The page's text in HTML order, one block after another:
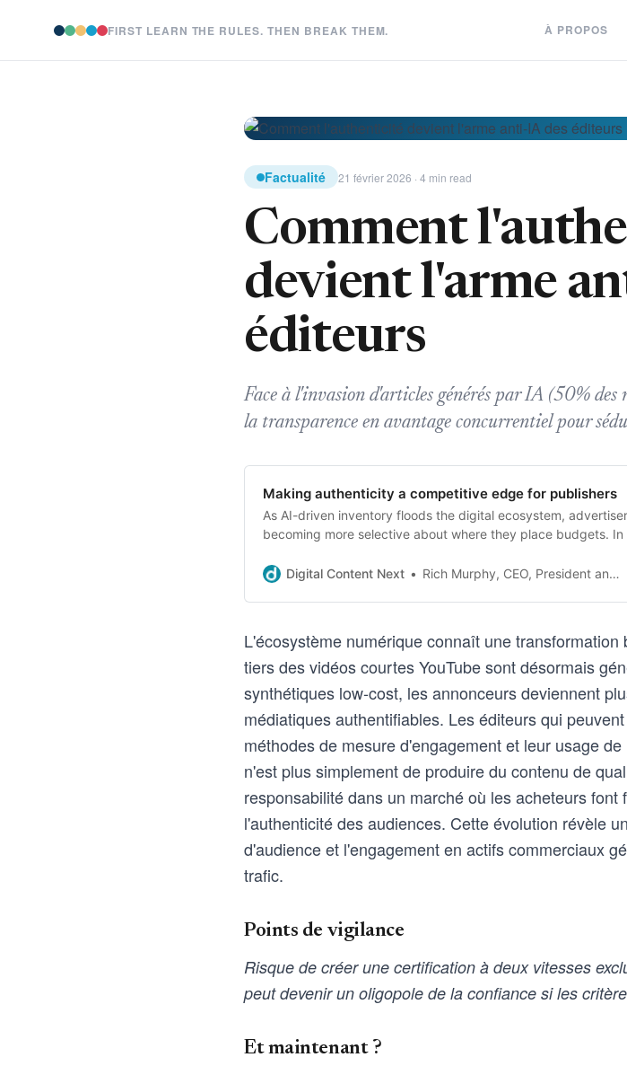
FIRST LEARN THE RULES. THEN BREAK THEM. À PROPOS
Factualité 21 février 2026 · 4 min read
Comment
devient l'arme
éditeurs
Face à l'invasion d'articles générés par IA (50%
la transparence en avantage concurrentiel pour
Making authenticity a competitive edge for publishers
As AI-driven inventory floods the digital ecosystem,
becoming more selective about where they place budgets. In
Digital Content Next
Rich Murphy, CEO, President and Managing Director – Alliance for Audited Media
L'écosystème numérique connaît une
tiers des vidéos courtes YouTube sont désormais
synthétiques low-cost, les annonceurs deviennent
médiatiques authentifiables. Les éditeurs qui
méthodes de mesure d'engagement et leur usage
n'est plus simplement de produire du contenu de
responsabilité dans un marché où les acheteurs
l'authenticité des audiences. Cette évolution révèle
d'audience et l'engagement en actifs commerciaux
trafic.
Points de vigilance
Risque de créer une certification à deux vitesses
peut devenir un oligopole de la confiance si les
Et maintenant ?